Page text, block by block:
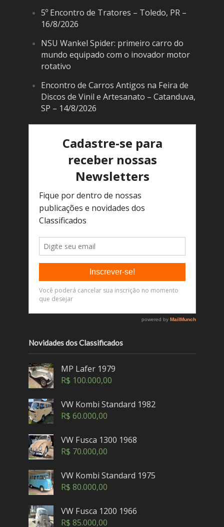
5º Encontro de Tratores – Toledo, PR –
16/8/2026
NSU Wankel Spider: primeiro carro do
mundo equipado com o inovador motor
rotativo
Encontro de Carros Antigos na Feira de
Discos de Vinil e Artesanato – Catanduva,
SP – 14/8/2026
Novidades dos Classificados
MP Lafer 1979
R$ 100.000,00
VW Kombi Standard 1982
R$ 60.000,00
VW Fusca 1300 1968
R$ 70.000,00
VW Kombi Standard 1975
R$ 80.000,00
VW Fusca 1200 1966
R$ 85.000,00